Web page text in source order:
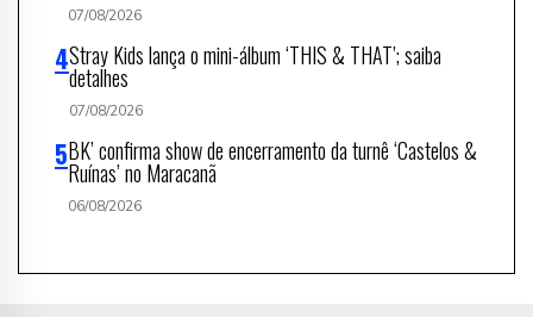
07/08/2026
Stray Kids lança o mini-álbum ‘THIS & THAT’; saiba
detalhes
07/08/2026
BK’ confirma show de encerramento da turnê ‘Castelos &
Ruínas’ no Maracanã
06/08/2026